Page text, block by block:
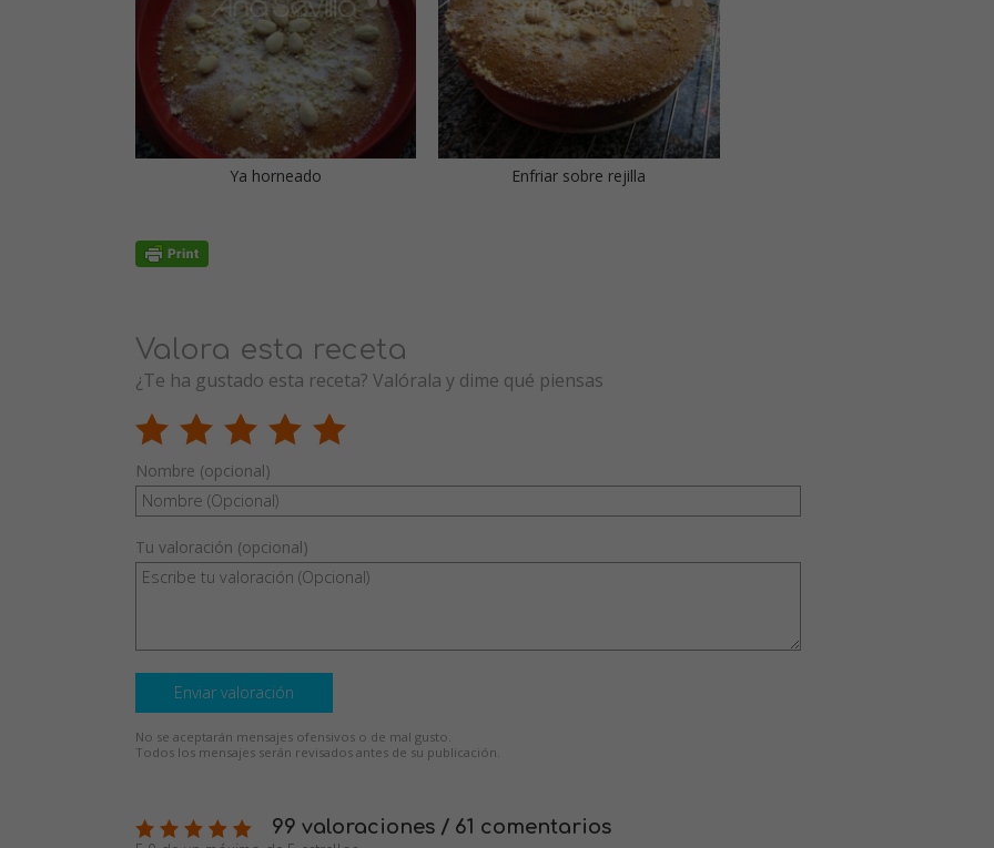
Ya horneado Enfriar sobre rejilla
Valora esta receta
¿Te ha gustado esta receta? Valórala y dime qué piensas
Nombre (opcional)
Tu valoración (opcional)
Enviar valoración
No se aceptarán mensajes ofensivos o de mal gusto.
Todos los mensajes serán revisados antes de su publicación.
99 valoraciones / 61 comentarios